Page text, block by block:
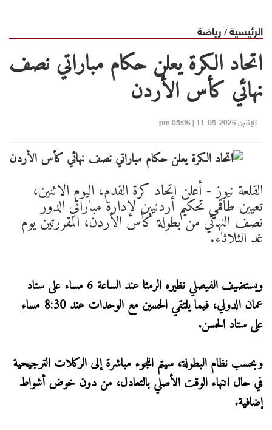
الرئيسية/ رياضة
اتحاد الكرة يعلن حكام مباراتي نصف
نهائي كأس الأردن
الإثنين 2026-05-11 | 05:06 pm
القلعة نيوز - أعلن اتحاد كرة القدم، اليوم الاثنين،
تعيين طاقمي تحكيم أردنيين لإدارة مباراتي الدور
نصف النهائي من بطولة كأس الأردن، المقررتين يوم
غد الثلاثاء.
ويستضيف الفيصلي نظيره الرمثا عند الساعة 6 مساء على ستاد
عمان الدولي، فيما يلتقي الحسين مع الوحدات عند 8:30 مساء
على ستاد الحسن.
وبحسب نظام البطولة، سيتم اللجوء مباشرة إلى الركلات الترجيحية
في حال انتهاء الوقت الأصلي بالتعادل، من دون خوض أشواط
إضافية.